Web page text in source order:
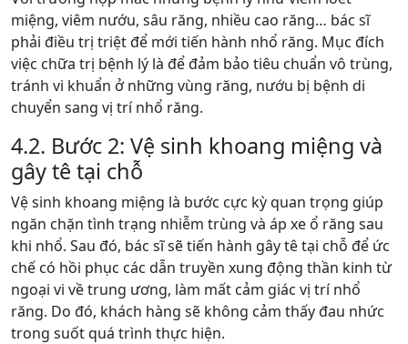
miệng, viêm nướu, sâu răng, nhiều cao răng… bác sĩ
phải điều trị triệt để mới tiến hành nhổ răng. Mục đích
việc chữa trị bệnh lý là để đảm bảo tiêu chuẩn vô trùng,
tránh vi khuẩn ở những vùng răng, nướu bị bệnh di
chuyển sang vị trí nhổ răng.
4.2. Bước 2: Vệ sinh khoang miệng và
gây tê tại chỗ
Vệ sinh khoang miệng là bước cực kỳ quan trọng giúp
ngăn chặn tình trạng nhiễm trùng và áp xe ổ răng sau
khi nhổ. Sau đó, bác sĩ sẽ tiến hành gây tê tại chỗ để ức
chế có hồi phục các dẫn truyền xung động thần kinh từ
ngoại vi về trung ương, làm mất cảm giác vị trí nhổ
răng. Do đó, khách hàng sẽ không cảm thấy đau nhức
trong suốt quá trình thực hiện.